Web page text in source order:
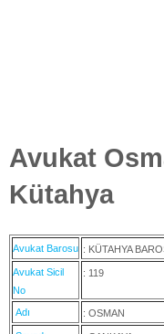
Avukat
Kütahya
Avukat Barosu : KÜTAHYA
Avukat Sicil
No
: 119
Adı : OSMAN